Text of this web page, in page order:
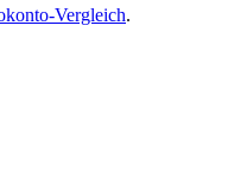
Vergleich.